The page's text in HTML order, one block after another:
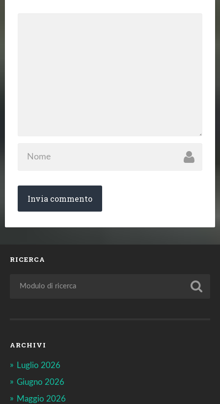
RICERCA
ARCHIVI
Luglio 2026
Giugno 2026
Maggio 2026